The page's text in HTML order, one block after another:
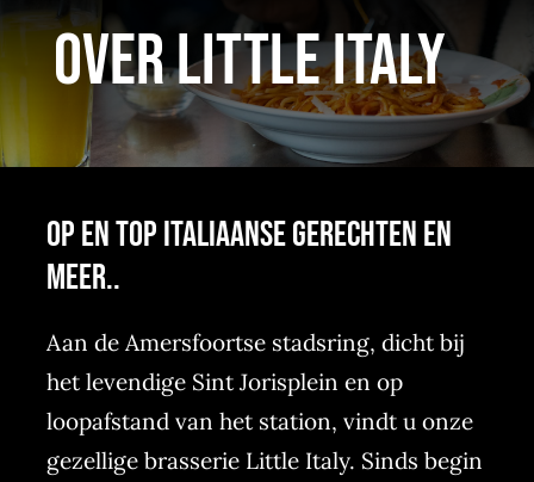
Menukaart
Contact
Over little Italy
Op en top Italiaanse gerechten en
meer..
Aan de Amersfoortse stadsring, dicht bij
het levendige Sint Jorisplein en op
loopafstand van het station, vindt u onze
gezellige brasserie Little Italy. Sinds begin